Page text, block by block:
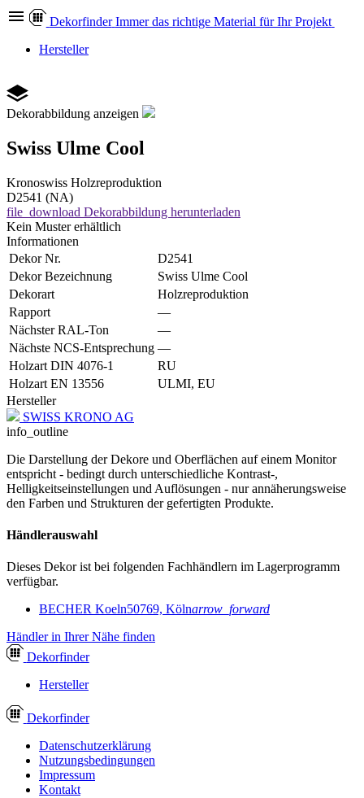
Dekorfinder Immer das richtige Material für Ihr Projekt
Hersteller
Dekorabbildung anzeigen
Swiss Ulme Cool
Kronoswiss Holzreproduktion
D2541 (NA)
file_download Dekorabbildung herunterladen
Kein Muster erhältlich
Informationen
Dekor Nr.
D2541
Dekor Bezeichnung
Swiss Ulme Cool
Dekorart
Holzreproduktion
Rapport
—
Nächster RAL-Ton
—
Nächste NCS-Entsprechung —
Holzart DIN 4076-1
RU
Holzart EN 13556
ULMI, EU
Hersteller
SWISS KRONO AG
info_outline
Die Darstellung der Dekore und Oberflächen auf einem Monitor
entspricht - bedingt durch unterschiedliche Kontrast-,
Helligkeitseinstellungen und Auflösungen - nur annäherungsweise
den Farben und Strukturen der gefertigten Produkte.
Händlerauswahl
Dieses Dekor ist bei folgenden Fachhändlern im Lagerprogramm
verfügbar.
BECHER Koeln50769, Kölnarrow_forward
Händler in Ihrer Nähe finden
Dekorfinder
Hersteller
Dekorfinder
Datenschutzerklärung
Nutzungsbedingungen
Impressum
Kontakt